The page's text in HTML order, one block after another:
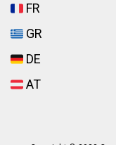
FR
GR
DE
AT